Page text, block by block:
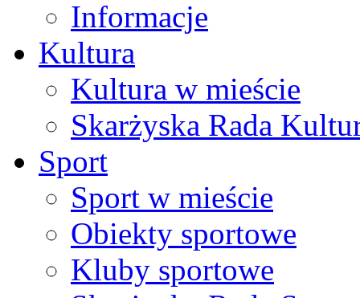
Informacje
Kultura
Kultura w mieście
Skarżyska Rada
Sport
Sport w mieście
Obiekty sportowe
Kluby sportowe